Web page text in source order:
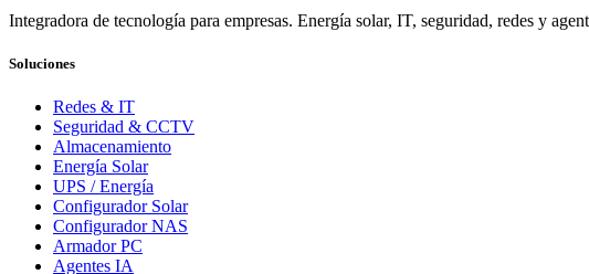
Integradora de tecnología para empresas. Energía solar, IT, seguridad, redes y
Soluciones
Redes & IT
Seguridad & CCTV
Almacenamiento
Energía Solar
UPS / Energía
Configurador Solar
Configurador NAS
Armador PC
Agentes IA